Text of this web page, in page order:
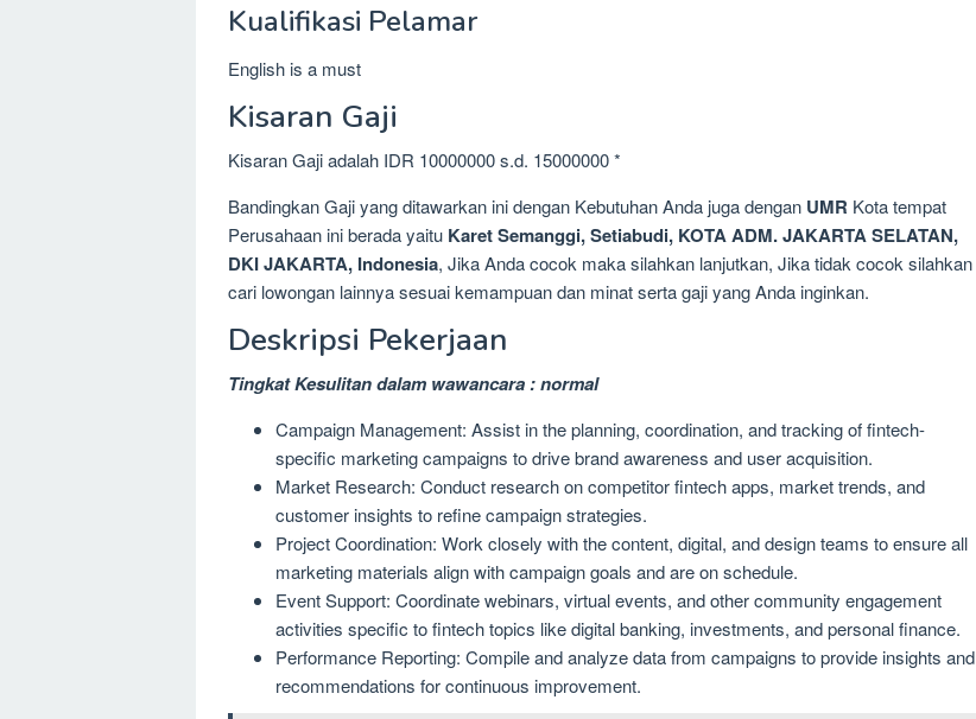
Kualifikasi Pelamar
English is a must
Kisaran Gaji
Kisaran Gaji adalah IDR 10000000 s.d. 15000000 *
Bandingkan Gaji yang ditawarkan ini dengan Kebutuhan Anda juga dengan UMR Kota tempat
Perusahaan ini berada yaitu Karet Semanggi, Setiabudi, KOTA ADM. JAKARTA SELATAN,
DKI JAKARTA, Indonesia, Jika Anda cocok maka silahkan lanjutkan, Jika tidak cocok silahkan
cari lowongan lainnya sesuai kemampuan dan minat serta gaji yang Anda inginkan.
Deskripsi Pekerjaan
Tingkat Kesulitan dalam wawancara : normal
Campaign Management: Assist in the planning, coordination, and tracking of fintech-
specific marketing campaigns to drive brand awareness and user acquisition.
Market Research: Conduct research on competitor fintech apps, market trends, and
customer insights to refine campaign strategies.
Project Coordination: Work closely with the content, digital, and design teams to ensure all
marketing materials align with campaign goals and are on schedule.
Event Support: Coordinate webinars, virtual events, and other community engagement
activities specific to fintech topics like digital banking, investments, and personal finance.
Performance Reporting: Compile and analyze data from campaigns to provide insights and
recommendations for continuous improvement.